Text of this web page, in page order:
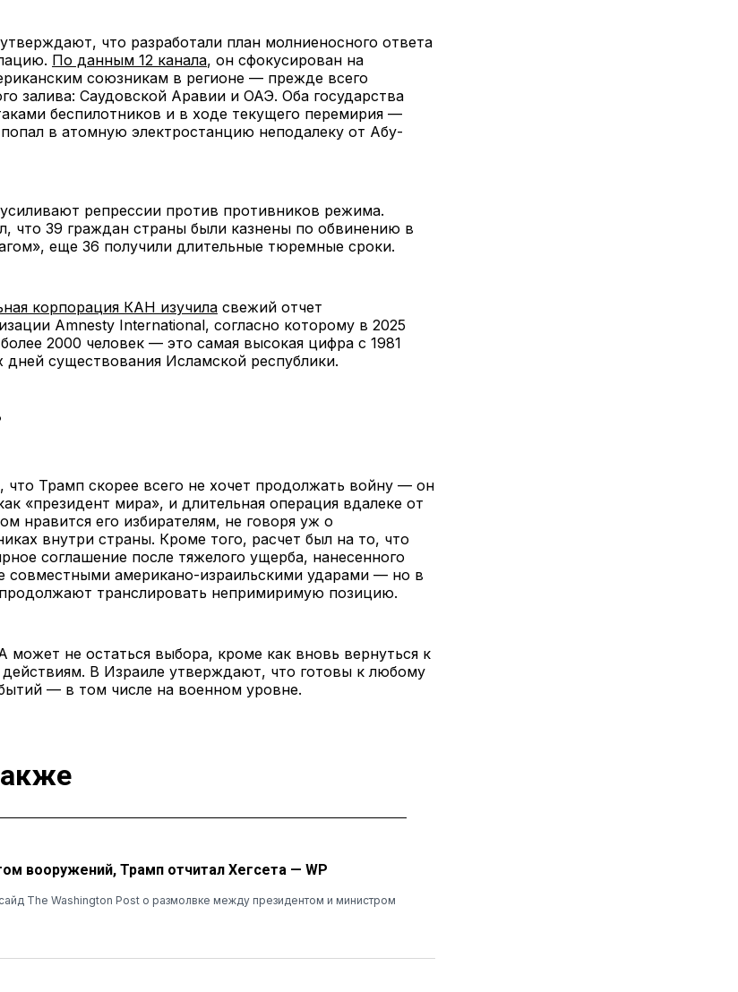
что разработали план молниеносного ответа
По данным 12 канала, он сфокусирован на
союзникам в регионе — прежде всего
залива: Саудовской Аравии и ОАЭ. Оба государства
беспилотников и в ходе текущего перемирия —
в атомную электростанцию неподалеку от Абу-
репрессии против противников режима.
что 39 граждан страны были казнены по обвинению в
еще 36 получили длительные тюремные сроки.
корпорация КАН изучила свежий отчет
Amnesty International, согласно которому в 2025
2000 человек — это самая высокая цифра с 1981
дней существования Исламской республики.
что Трамп скорее всего не хочет продолжать войну — он
«президент мира», и длительная операция вдалеке от
нравится его избирателям, не говоря уж о
внутри страны. Кроме того, расчет был на то, что
соглашение после тяжелого ущерба, нанесенного
совместными американо-израильскими ударами — но в
транслировать непримиримую позицию.
может не остаться выбора, кроме как вновь вернуться к
В Израиле утверждают, что готовы к любому
— в том числе на военном уровне.
вооружений, Трамп отчитал Хегсета — WP
The Washington Post о размолвке между президентом и министром